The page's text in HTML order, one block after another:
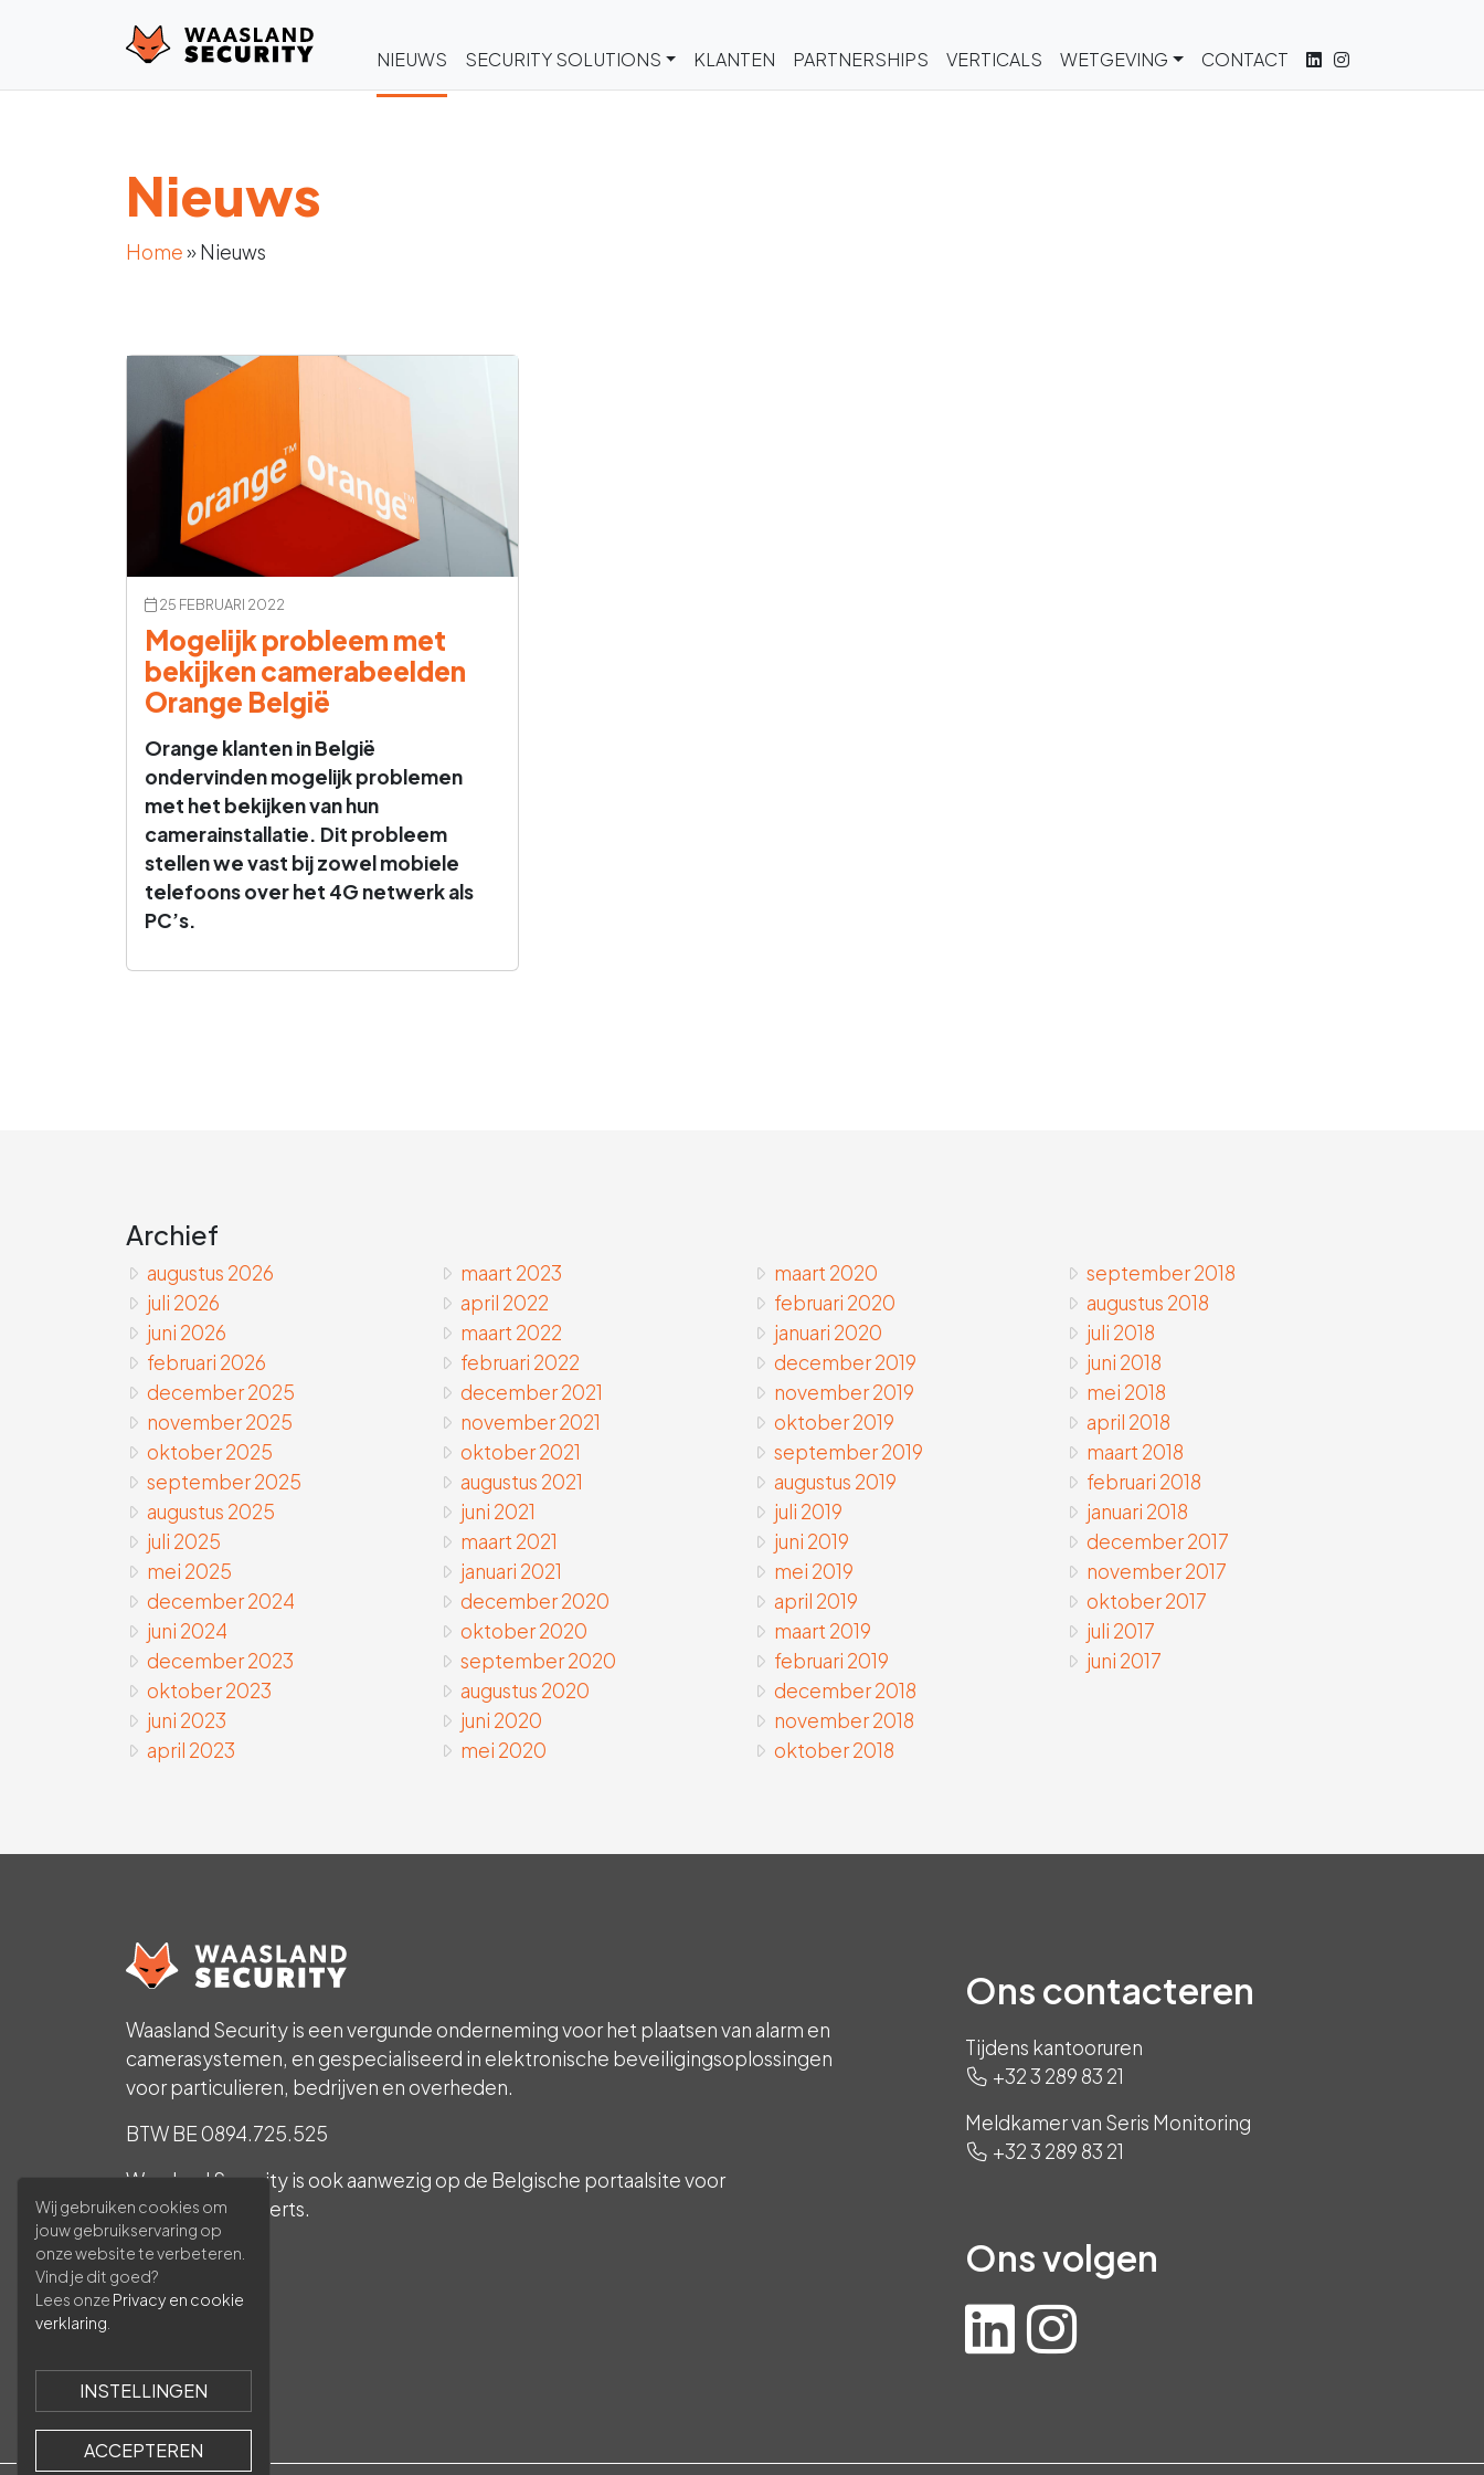
NIEUWS SECURITY SOLUTIONS KLANTEN PARTNERSHIPS VERTICALS WETGEVING CONTACT
Nieuws
Home»Nieuws
25 FEBRUARI 2022
Mogelijk probleem met
bekijken camerabeelden
Orange België
Orange klanten in België
ondervinden mogelijk problemen
met het bekijken van hun
camerainstallatie. Dit probleem
stellen we vast bij zowel mobiele
telefoons over het 4G netwerk als
PC’s.
Archief
augustus 2026
juli 2026
juni 2026
februari 2026
december 2025
november 2025
oktober 2025
september 2025
augustus 2025
juli 2025
mei 2025
december 2024
juni 2024
december 2023
oktober 2023
juni 2023
april 2023
maart 2023
april 2022
maart 2022
februari 2022
december 2021
november 2021
oktober 2021
augustus 2021
juni 2021
maart 2021
januari 2021
december 2020
oktober 2020
september 2020
augustus 2020
juni 2020
mei 2020
maart 2020
februari 2020
januari 2020
december 2019
november 2019
oktober 2019
september 2019
augustus 2019
juli 2019
juni 2019
mei 2019
april 2019
maart 2019
februari 2019
december 2018
november 2018
oktober 2018
september 2018
augustus 2018
juli 2018
juni 2018
mei 2018
april 2018
maart 2018
februari 2018
januari 2018
december 2017
november 2017
oktober 2017
juli 2017
juni 2017
Waasland Security is een vergunde onderneming voor het plaatsen van alarm en
camerasystemen, en gespecialiseerd in elektronische beveiligingsoplossingen
voor particulieren, bedrijven en overheden.
BTW BE 0894.725.525
Waasland Security is ook aanwezig op de Belgische portaalsite voor
beveiligingsexperts.
INCERT B-1785
Ons contacteren
Tijdens kantooruren
+32 3 289 83 21
Meldkamer van Seris Monitoring
+32 3 289 83 21
Ons volgen
Wij gebruiken cookies om
jouw gebruikservaring op
onze website te verbeteren.
Vind je dit goed?
Lees onze Privacy en cookie
verklaring
INSTELLINGEN
ACCEPTEREN